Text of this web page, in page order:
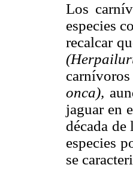
Los
especies
recalcar
onca),
jaguar en
década
especies
se